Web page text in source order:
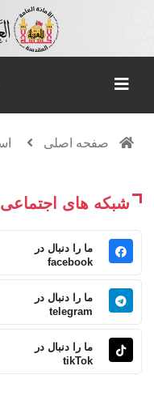
صفحه اصلی
شبکه های اجتماعی
ما را دنبال در
facebook
ما را دنبال در
telegram
ما را دنبال در
tikTok